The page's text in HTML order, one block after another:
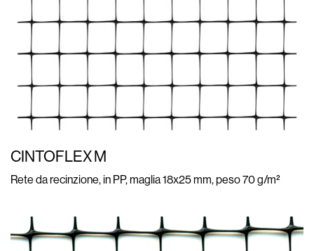
CINTOFLEX M
Rete da recinzione, in PP, maglia 18x25 mm, peso 70 g/m²